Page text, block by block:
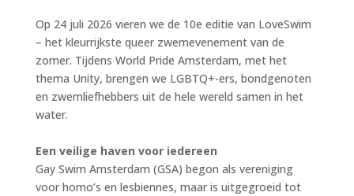
Op 24 juli 2026 vieren we de 10e editie van LoveSwim
– het kleurrijkste queer zwemevenement van de
zomer. Tijdens World Pride Amsterdam, met het
thema Unity, brengen we LGBTQ+-ers, bondgenoten
en zwemliefhebbers uit de hele wereld samen in het
water.
Een veilige haven voor iedereen
Gay Swim Amsterdam (GSA) begon als vereniging
voor homo’s en lesbiennes, maar is uitgegroeid tot